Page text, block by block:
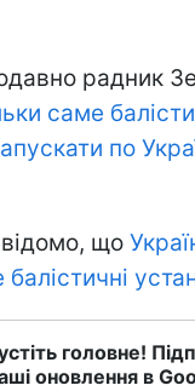
радник
саме
по
що
головне!
оновлення в